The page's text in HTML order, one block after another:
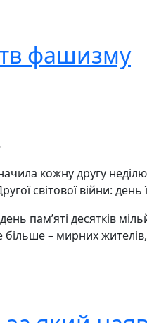
фашизму
кожну другу
світової війни:
пам’яті десятків
– мирних